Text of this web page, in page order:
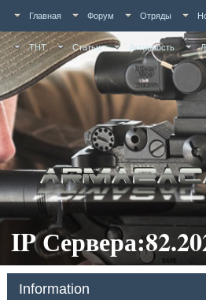
Главная Форум Отряды
ТНТ Статьи Активность
IP
Information